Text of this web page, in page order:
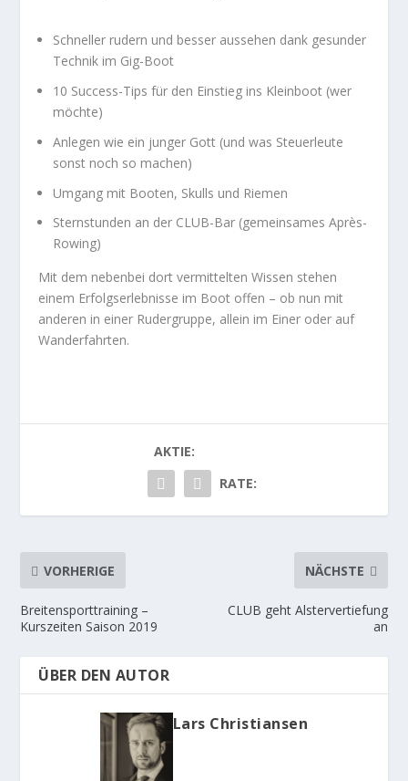
Schneller rudern und besser aussehen dank gesunder
Technik im Gig-Boot
10 Success-Tips für den Einstieg ins Kleinboot (wer
möchte)
Anlegen wie ein junger Gott (und was Steuerleute
sonst noch so machen)
Umgang mit Booten, Skulls und Riemen
Sternstunden an der CLUB-Bar (gemeinsames Après-
Rowing)
Mit dem nebenbei dort vermittelten Wissen stehen
einem Erfolgserlebnisse im Boot offen – ob nun mit
anderen in einer Rudergruppe, allein im Einer oder auf
Wanderfahrten.
AKTIE:
RATE:
VORHERIGE
Breitensporttraining –
Kurszeiten Saison 2019
NÄCHSTE
CLUB geht Alstervertiefung
an
ÜBER DEN AUTOR
Lars Christiansen